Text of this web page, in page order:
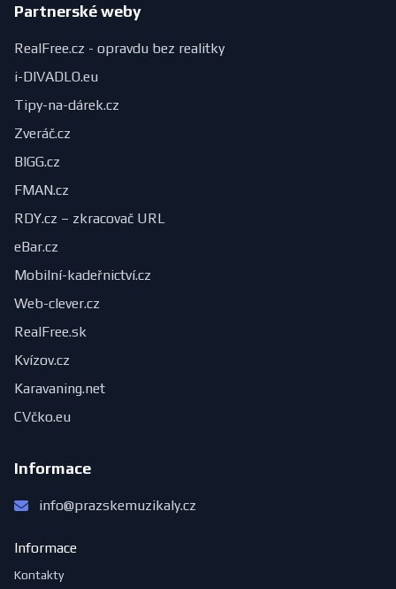
Partnerské weby
RealFree.cz - opravdu bez realitky
i-DIVADLO.eu
Tipy-na-dárek.cz
Zveráč.cz
BIGG.cz
FMAN.cz
RDY.cz – zkracovač URL
eBar.cz
Mobilní-kadeřnictví.cz
Web-clever.cz
RealFree.sk
Kvízov.cz
Karavaning.net
CVčko.eu
Informace
info@prazskemuzikaly.cz
Informace
Kontakty